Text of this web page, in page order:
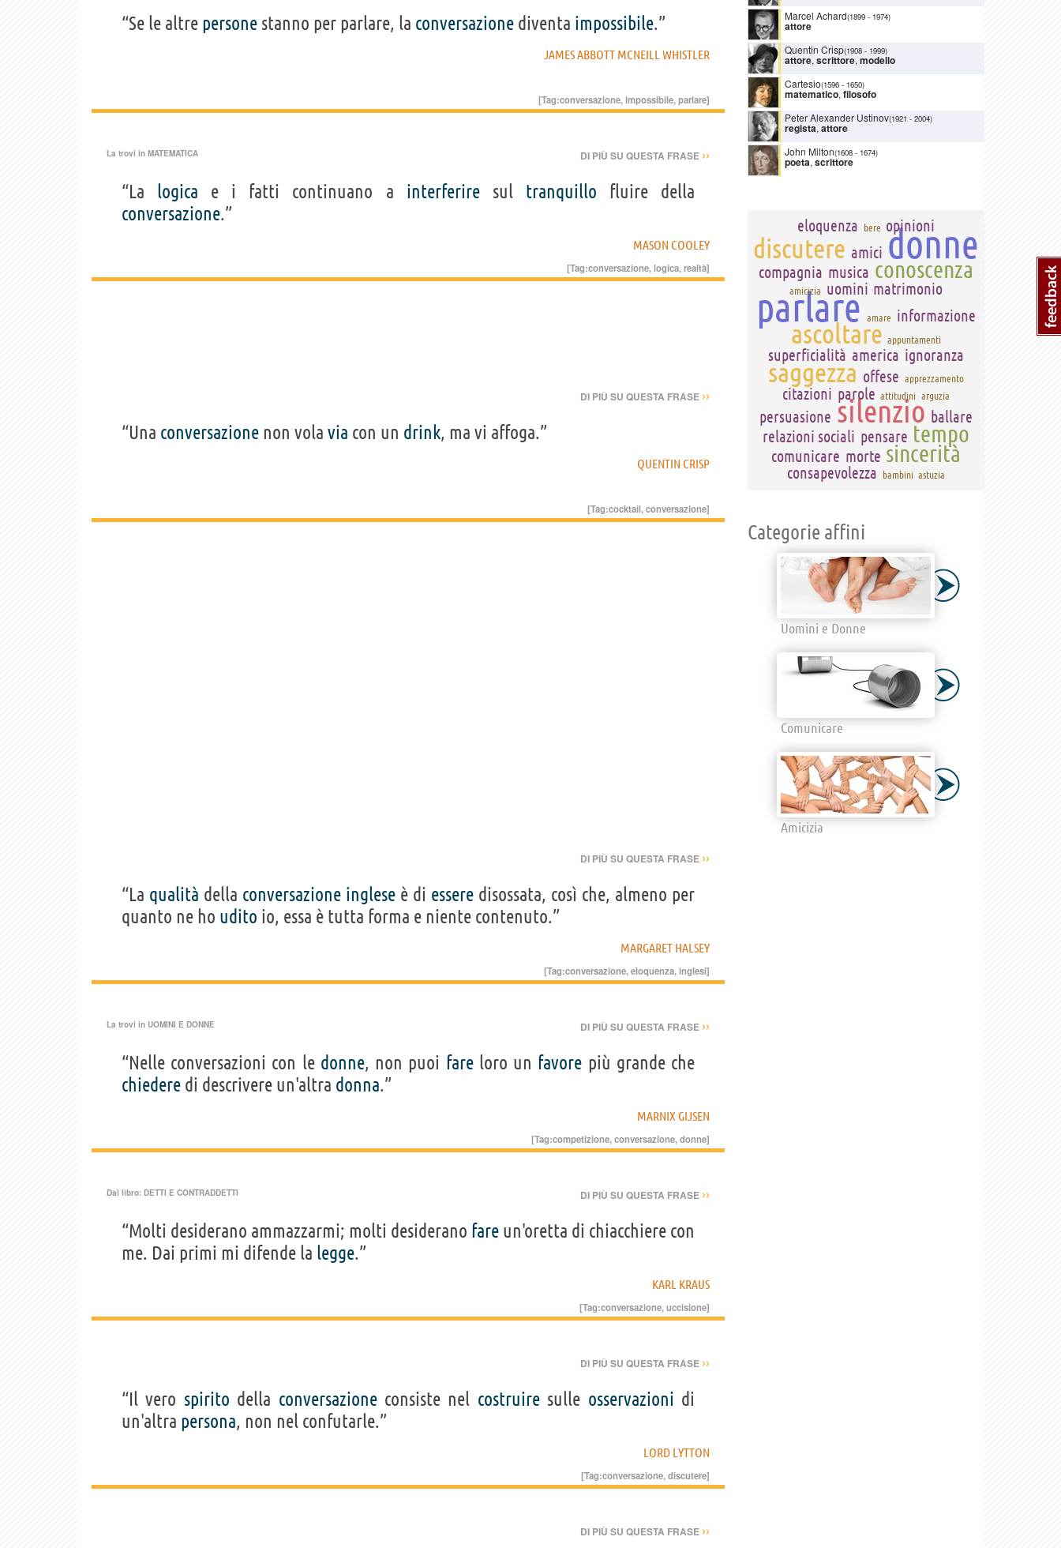
“Se le altre persone stanno per parlare, la conversazione diventa impossibile.”
JAMES ABBOTT MCNEILL WHISTLER
[Tag:conversazione,impossibile,parlare]
La trovi in MATEMATICA DI PIÙ SU QUESTA FRASE ››
“La logica e i fatti continuano a interferiresul tranquillo fluire della
conversazione.”
MASON COOLEY
[Tag:conversazione,logica,realtà]
DI PIÙ SU QUESTA FRASE ››
“Una conversazione non vola via con un drink, ma vi affoga.”
QUENTIN CRISP
[Tag:cocktail,conversazione]
DI PIÙ SU QUESTA FRASE ››
“La qualità della conversazione inglese è di essere disossata, così che, almeno per
quanto ne ho udito io, essa è tutta forma e niente contenuto.”
MARGARET HALSEY
[Tag:conversazione,eloquenza,inglesi]
La trovi in UOMINI E DONNE DI PIÙ SU QUESTA FRASE ››
“Nelle conversazioni con le donne, non puoi fareloro un favore più grande che
chiedere di descrivere un'altra donna.”
MARNIX GIJSEN
[Tag:competizione,conversazione,donne]
Dal libro: DETTI E CONTRADDETTI DI PIÙ SU QUESTA FRASE ››
“Molti desiderano ammazzarmi; molti desiderano fare un'oretta di chiacchiere con
me. Dai primi mi difende la legge.”
KARL KRAUS
[Tag:conversazione,uccisione]
DI PIÙ SU QUESTA FRASE ››
“Il vero spirito della conversazioneconsiste nel costruiresulle osservazioni di
un'altra persona, non nel confutarle.”
LORD LYTTON
[Tag:conversazione,discutere]
DI PIÙ SU QUESTA FRASE ››
Marcel Achard(1899 - 1974)
attore
Quentin Crisp(1908 - 1999)
attore, scrittore, modello
Cartesio(1596 - 1650)
matematico, filosofo
Peter Alexander Ustinov(1921 - 2004)
regista, attore
John Milton(1608 - 1674)
poeta, scrittore
eloquenza bere opinioni
discutere amici donne
compagnia musica conoscenza
amicizia uomini matrimonio
parlare amare informazione
ascoltare appuntamenti
superficialità america ignoranza
saggezza offese apprezzamento
citazioni parole attitudini arguzia
persuasione silenzio ballare
relazioni sociali pensare tempo
comunicare morte sincerità
consapevolezza bambini astuzia
Categorie affini
Uomini e Donne
Comunicare
Amicizia